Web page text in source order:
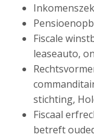
Fiscale
leaseauto,
stichting,
Fiscaal
betreft